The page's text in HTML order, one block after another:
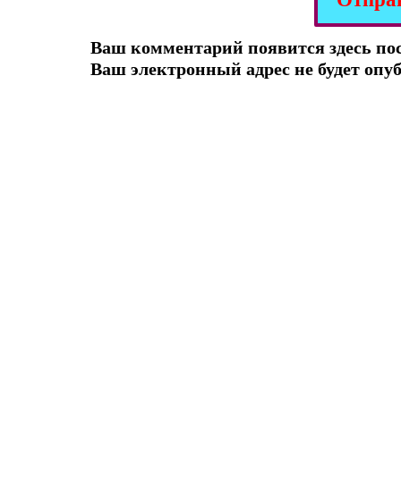
Ваш комментарий появится здесь
Ваш электронный адрес не будет